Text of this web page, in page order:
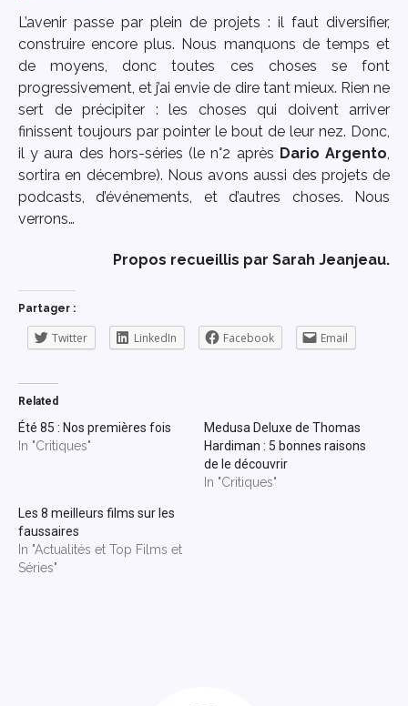
L’avenir passe par plein de projets : il faut diversifier,
construire encore plus. Nous manquons de temps et
de moyens, donc toutes ces choses se font
progressivement, et j’ai envie de dire tant mieux. Rien ne
sert de précipiter : les choses qui doivent arriver
finissent toujours par pointer le bout de leur nez. Donc,
il y aura des hors-séries (le n°2 après Dario Argento,
sortira en décembre). Nous avons aussi des projets de
podcasts, d’événements, et d’autres choses. Nous
verrons…
Propos recueillis par Sarah Jeanjeau.
Partager :
Twitter LinkedIn Facebook Email
Related
Été 85 : Nos premières fois
In "Critiques"
Medusa Deluxe de Thomas
Hardiman : 5 bonnes raisons
de le découvrir
In "Critiques"
Les 8 meilleurs films sur les
faussaires
In "Actualités et Top Films et
Séries"